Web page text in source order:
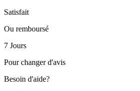
Satisfait
Ou remboursé
7 Jours
Pour changer d'avis
Besoin d'aide?